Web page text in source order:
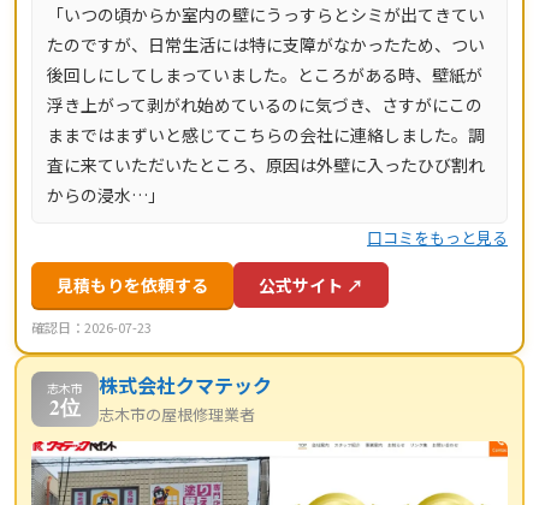
き。東京都・神奈川県・埼玉県・千葉県・茨城県・栃木
県・群馬県など全国14都道府県に対応し、LINE・メールは
24時間受付、最短当日にお伺いします。
「いつの頃からか室内の壁にうっすらとシミが出てきてい
たのですが、日常生活には特に支障がなかったため、つい
後回しにしてしまっていました。ところがある時、壁紙が
浮き上がって剥がれ始めているのに気づき、さすがにこの
ままではまずいと感じてこちらの会社に連絡しました。調
査に来ていただいたところ、原因は外壁に入ったひび割れ
からの浸水…」
口コミをもっと見る
見積もりを依頼する 公式サイト ↗
確認日：2026-07-23
志木市
2位
株式会社クマテック
志木市の屋根修理業者